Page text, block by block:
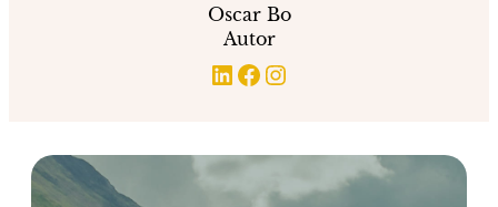
Oscar Bo
Autor
LinkedIn Facebook Instagram